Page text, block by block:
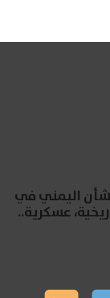
اليمني في
عسكرية..